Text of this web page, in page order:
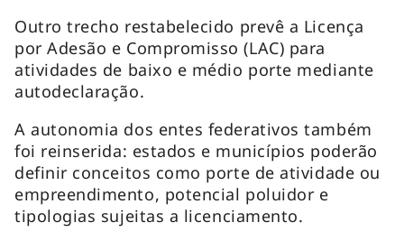
Outro trecho restabelecido prevê a Licença
por Adesão e Compromisso (LAC) para
atividades de baixo e médio porte mediante
autodeclaração.
A autonomia dos entes federativos também
foi reinserida: estados e municípios poderão
definir conceitos como porte de atividade ou
empreendimento, potencial poluidor e
tipologias sujeitas a licenciamento.